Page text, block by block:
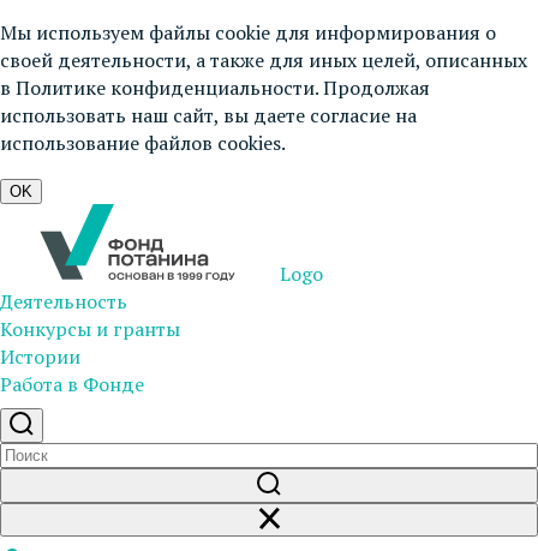
Мы используем файлы cookie для информирования о
своей деятельности, а также для иных целей, описанных
в Политике конфиденциальности. Продолжая
использовать наш сайт, вы даете согласие на
использование файлов cookies.
OK
Logo
Деятельность
Конкурсы и гранты
Истории
Работа в Фонде